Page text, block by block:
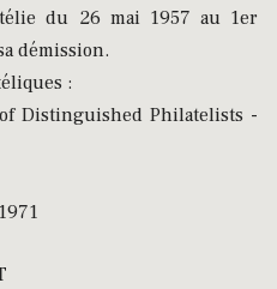
du 26 mai 1957 au 1er
démission.
:
Distinguished Philatelists -